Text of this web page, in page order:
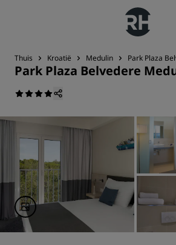
Thuis Kroatië Medulin Park Plaza
Park Plaza Belvedere